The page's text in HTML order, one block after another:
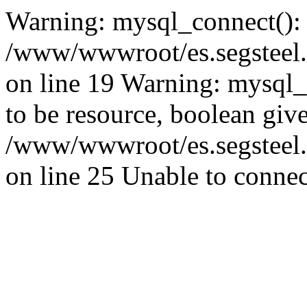
Warning:
/www/wwwroot/
on line 19 Warning:
to be resource, boolean
/www/wwwroot/
on line 25 Unable to